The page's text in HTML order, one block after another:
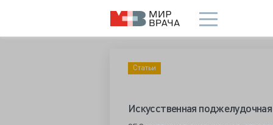
Статьи
Искусственная